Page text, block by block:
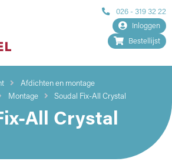
026 - 319 32 22
Inloggen
Bestellijst
Afdichten en montage
Montage Soudal Fix-All Crystal
All Crystal